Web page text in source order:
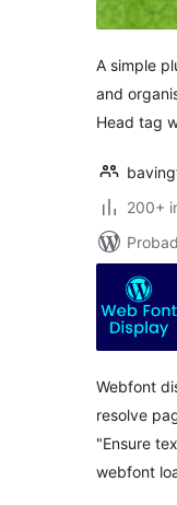
A simple
and
Head tag
200+
Webfont
resolve
"Ensure
webfont